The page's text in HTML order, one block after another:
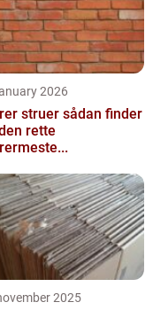
2026
sådan finder
rette
2025